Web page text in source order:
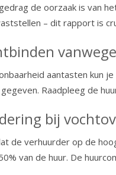
de oorzaak is van
– dit rapport is
aantasten
Raadpleeg de
bij
de verhuurder op de
van de huur. De